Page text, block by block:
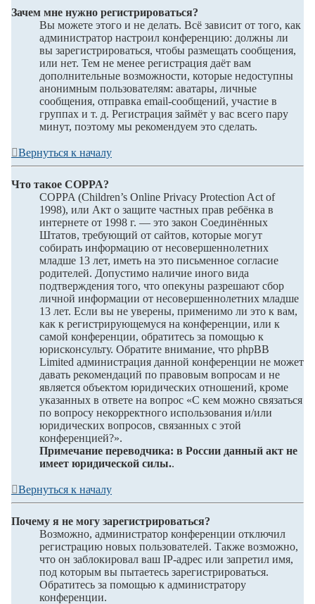
Зачем мне нужно регистрироваться?
Вы можете этого и не делать. Всё зависит от того, как
администратор настроил конференцию: должны ли
вы зарегистрироваться, чтобы размещать сообщения,
или нет. Тем не менее регистрация даёт вам
дополнительные возможности, которые недоступны
анонимным пользователям: аватары, личные
сообщения, отправка email-сообщений, участие в
группах и т. д. Регистрация займёт у вас всего пару
минут, поэтому мы рекомендуем это сделать.
Вернуться к началу
Что такое COPPA?
COPPA (Children’s Online Privacy Protection Act of
1998), или Акт о защите частных прав ребёнка в
интернете от 1998 г. — это закон Соединённых
Штатов, требующий от сайтов, которые могут
собирать информацию от несовершеннолетних
младше 13 лет, иметь на это письменное согласие
родителей. Допустимо наличие иного вида
подтверждения того, что опекуны разрешают сбор
личной информации от несовершеннолетних младше
13 лет. Если вы не уверены, применимо ли это к вам,
как к регистрирующемуся на конференции, или к
самой конференции, обратитесь за помощью к
юрисконсульту. Обратите внимание, что phpBB
Limited администрация данной конференции не может
давать рекомендаций по правовым вопросам и не
является объектом юридических отношений, кроме
указанных в ответе на вопрос «С кем можно связаться
по вопросу некорректного использования и/или
юридических вопросов, связанных с этой
конференцией?».
Примечание переводчика: в России данный акт не
имеет юридической силы..
Вернуться к началу
Почему я не могу зарегистрироваться?
Возможно, администратор конференции отключил
регистрацию новых пользователей. Также возможно,
что он заблокировал ваш IP-адрес или запретил имя,
под которым вы пытаетесь зарегистрироваться.
Обратитесь за помощью к администратору
конференции.